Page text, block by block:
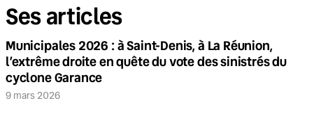
Ses articles
Municipales 2026 : à Saint-Denis, à La Réunion,
l’extrême droite en quête du vote des sinistrés du
cyclone Garance
9 mars 2026